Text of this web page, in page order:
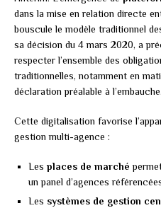
dans la mise en relation directe
bouscule le modèle traditionnel
sa décision du 4 mars 2020, a
respecter l’ensemble des
traditionnelles, notamment en
déclaration préalable à l’embauche.
Cette digitalisation favorise
gestion multi-agence :
Les places de marché
un panel d’agences
Les systèmes de gestion